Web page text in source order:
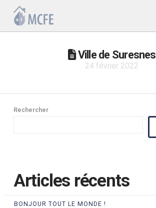
Ville de Suresnes
24 février 2022
Rechercher
Articles récents
BONJOUR TOUT LE MONDE !